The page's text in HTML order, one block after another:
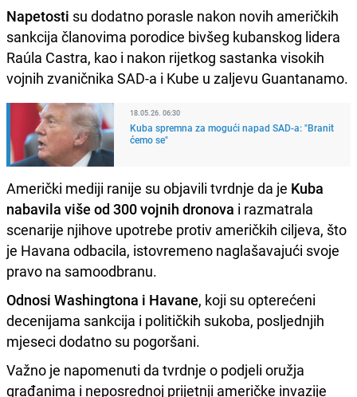
Napetosti su dodatno porasle nakon novih američkih
sankcija članovima porodice bivšeg kubanskog lidera
Raúla Castra, kao i nakon rijetkog sastanka visokih
vojnih zvaničnika SAD-a i Kube u zaljevu Guantanamo.
18.05.26. 06:30
Kuba spremna za mogući napad SAD-a: "Branit
ćemo se"
Američki mediji ranije su objavili tvrdnje da je Kuba
nabavila više od 300 vojnih dronova i razmatrala
scenarije njihove upotrebe protiv američkih ciljeva, što
je Havana odbacila, istovremeno naglašavajući svoje
pravo na samoodbranu.
Odnosi Washingtona i Havane, koji su opterećeni
decenijama sankcija i političkih sukoba, posljednjih
mjeseci dodatno su pogoršani.
Važno je napomenuti da tvrdnje o podjeli oružja
građanima i neposrednoj prijetnji američke invazije